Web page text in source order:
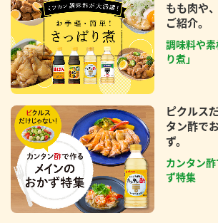
もも肉や
ご紹介。
調味料や
り煮」
ピクルス
タン酢で
ず。
カンタン
ず特集